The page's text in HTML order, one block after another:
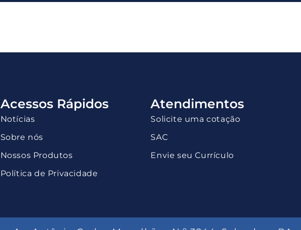
Acessos Rápidos
Notícias
Sobre nós
Nossos Produtos
Política de Privacidade
Atendimentos
Solicite uma cotação
SAC
Envie seu Currículo